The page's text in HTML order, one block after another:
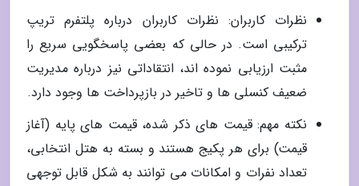
نظرات کاربران: نظرات کاربران درباره پلتفرم تریپ
ترکیبی است. در حالی که بعضی پاسخگویی سریع را
مثبت ارزیابی نموده اند، انتقاداتی نیز درباره مدیریت
ضعیف کنسلی ها و تاخیر در بازپرداخت ها وجود دارد.
نکته مهم: قیمت های ذکر شده، قیمت های پایه (آغاز
قیمت) برای هر پکیج هستند و بسته به هتل انتخابی،
تعداد نفرات و امکانات می توانند به شکل قابل توجهی